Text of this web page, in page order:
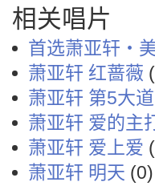
相关唱片
首选萧亚轩‧
萧亚轩 红蔷薇
萧亚轩 第5大道
萧亚轩 爱的主
萧亚轩 爱上爱
萧亚轩 明天 (0)